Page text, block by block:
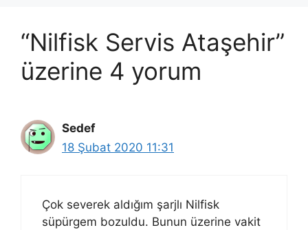
“Nilfisk Servis Ataşehir”
üzerine 4 yorum
Sedef
18 Şubat 2020 11:31
Çok severek aldığım şarjlı Nilfisk
süpürgem bozuldu. Bunun üzerine vakit